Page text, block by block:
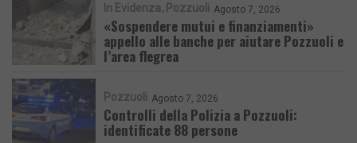
In Evidenza Pozzuoli Agosto 7, 2026
«Sospendere mutui e finanziamenti»
appello alle banche per aiutare Pozzuoli e
l’area flegrea
Pozzuoli Agosto 7, 2026
Controlli della Polizia a Pozzuoli:
identificate 88 persone